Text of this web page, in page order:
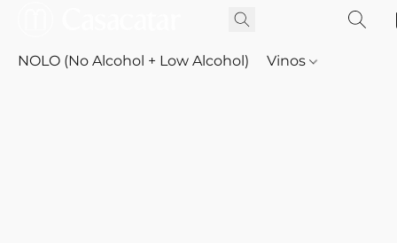
NOLO (No Alcohol + Low Alcohol) Vinos